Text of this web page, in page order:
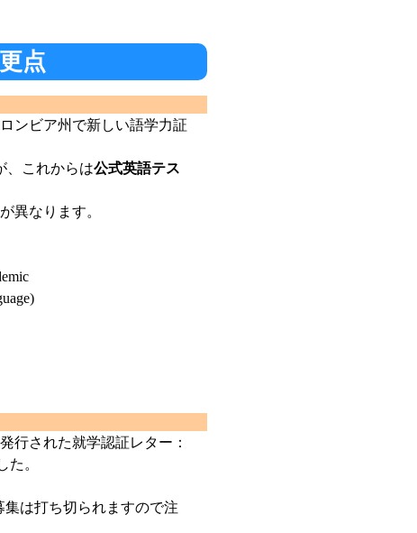
点
ンビア州で新しい語学力証
、これからは公式英語テス
異なります。
行された就学認証レター：
た。
は打ち切られますので注